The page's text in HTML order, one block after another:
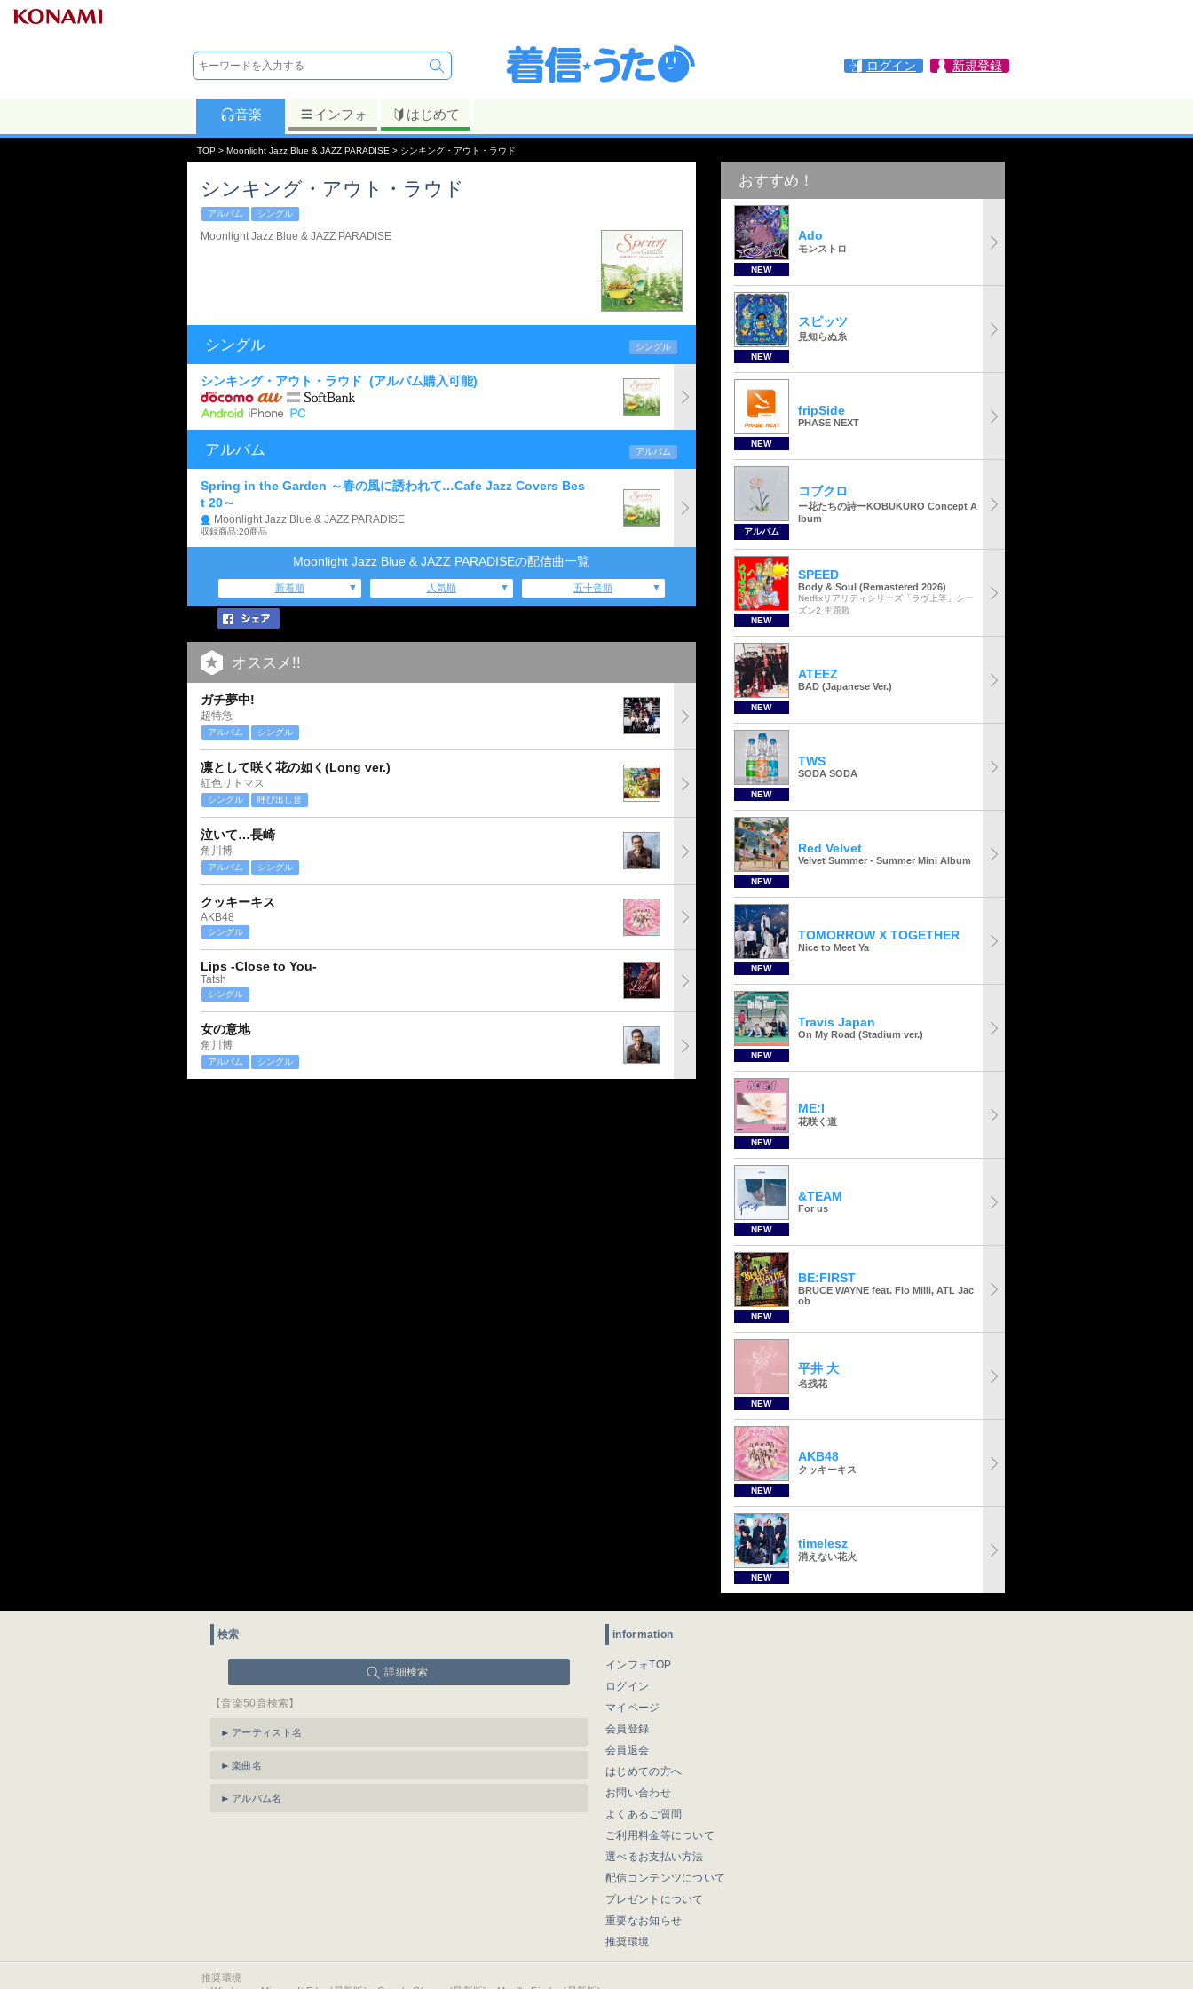
ログイン 新規登録
音楽 インフォ はじめて
TOP > Moonlight Jazz Blue & JAZZ PARADISE > シンキング・アウト・ラウド
シンキング・アウト・ラウド
アルバム シングル
Moonlight Jazz Blue & JAZZ PARADISE
シングル シングル
シンキング・アウト・ラウド (アルバム購入可能)
アルバム アルバム
Spring in the Garden ～春の風に誘われて…Cafe Jazz Covers Bes
t 20～
Moonlight Jazz Blue & JAZZ PARADISE
収録商品:20商品
Moonlight Jazz Blue & JAZZ PARADISEの配信曲一覧
新着順 人気順 五十音順
オススメ!!
ガチ夢中!
超特急
アルバム シングル
凛として咲く花の如く(Long ver.)
紅色リトマス
シングル 呼び出し音
泣いて…長崎
角川博
アルバム シングル
クッキーキス
AKB48
シングル
Lips -Close to You-
Tatsh
シングル
女の意地
角川博
アルバム シングル
おすすめ！
NEW
Ado
モンストロ
NEW
スピッツ
見知らぬ糸
NEW
fripSide
PHASE NEXT
アルバム
コブクロ
ー花たちの詩ーKOBUKURO Concept A
lbum
NEW
SPEED
Body & Soul (Remastered 2026)
Netflixリアリティシリーズ「ラヴ上等」シー
ズン2 主題歌
NEW
ATEEZ
BAD (Japanese Ver.)
NEW
TWS
SODA SODA
NEW
Red Velvet
Velvet Summer - Summer Mini Album
NEW
TOMORROW X TOGETHER
Nice to Meet Ya
NEW
Travis Japan
On My Road (Stadium ver.)
NEW
ME:I
花咲く道
NEW
&TEAM
For us
NEW
BE:FIRST
BRUCE WAYNE feat. Flo Milli, ATL Jac
ob
NEW
平井 大
名残花
NEW
AKB48
クッキーキス
NEW
timelesz
消えない花火
検索
詳細検索
【音楽50音検索】
アーティスト名
楽曲名
アルバム名
information
インフォTOP
ログイン
マイページ
会員登録
会員退会
はじめての方へ
お問い合わせ
よくあるご質問
ご利用料金等について
選べるお支払い方法
配信コンテンツについて
プレゼントについて
重要なお知らせ
推奨環境
推奨環境